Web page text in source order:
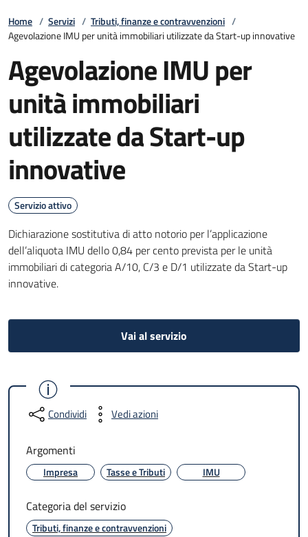
Home / Servizi / Tributi, finanze e contravvenzioni /
Agevolazione IMU per unità immobiliari utilizzate da Start-up innovative
Agevolazione IMU per
unità immobiliari
utilizzate da Start-up
innovative
Servizio attivo
Dichiarazione sostitutiva di atto notorio per l’applicazione
dell’aliquota IMU dello 0,84 per cento prevista per le unità
immobiliari di categoria A/10, C/3 e D/1 utilizzate da Start-up
innovative.
Vai al servizio
Condividi Vedi azioni
Argomenti
Impresa Tasse e Tributi IMU
Categoria del servizio
Tributi, finanze e contravvenzioni